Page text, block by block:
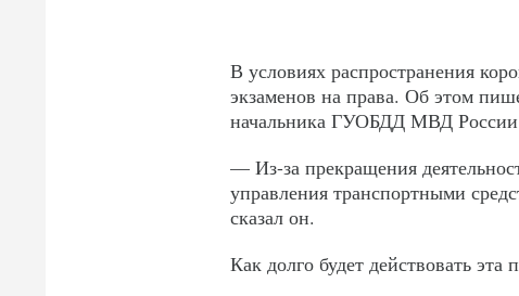
В условиях распространения
экзаменов на права. Об этом
начальника ГУОБДД МВД России
— Из-за прекращения
управления транспортными
сказал он.
Как долго будет действовать эта